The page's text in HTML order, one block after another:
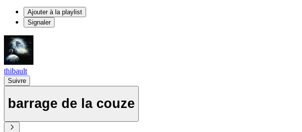
Ajouter à la playlist
Signaler
thibault
Suivre
barrage de la couze